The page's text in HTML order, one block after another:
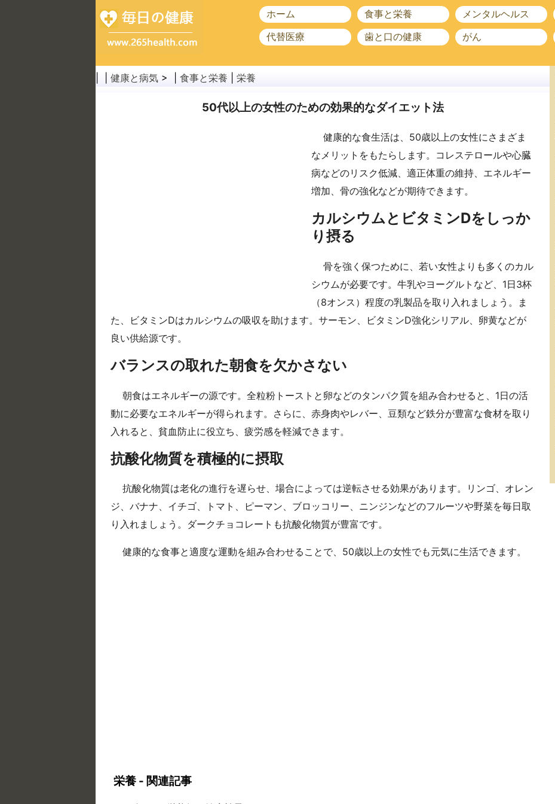
ホーム 食事と栄養 メンタルヘルス
代替医療
歯と口の健康 がん
健康と病気 > | 食事と栄養 栄養
50代以上の女性のための効果的なダイエット法
健康的な食生活は、50歳以上の女性にさまざま
なメリットをもたらします。コレステロールや心臓
病などのリスク低減、適正体重の維持、エネルギー
増加、骨の強化などが期待できます。
カルシウムとビタミンDをしっか
り摂る
骨を強く保つために、若い女性よりも多くのカル
シウムが必要です。牛乳やヨーグルトなど、1日3杯
（8オンス）程度の乳製品を取り入れましょう。ま
た、ビタミンDはカルシウムの吸収を助けます。サーモン、ビタミンD強化シリアル、卵黄などが
良い供給源です。
バランスの取れた朝食を欠かさない
朝食はエネルギーの源です。全粒粉トーストと卵などのタンパク質を組み合わせると、1日の活
動に必要なエネルギーが得られます。さらに、赤身肉やレバー、豆類など鉄分が豊富な食材を取り
入れると、貧血防止に役立ち、疲労感を軽減できます。
抗酸化物質を積極的に摂取
抗酸化物質は老化の進行を遅らせ、場合によっては逆転させる効果があります。リンゴ、オレン
ジ、バナナ、イチゴ、トマト、ピーマン、ブロッコリー、ニンジンなどのフルーツや野菜を毎日取
り入れましょう。ダークチョコレートも抗酸化物質が豊富です。
健康的な食事と適度な運動を組み合わせることで、50歳以上の女性でも元気に生活できます。
栄養 - 関連記事